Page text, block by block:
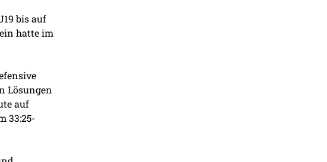
bis auf
hatte im
Lösungen
auf
33:25-